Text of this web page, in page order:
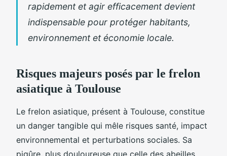
rapidement et agir efficacement devient
indispensable pour protéger habitants,
environnement et économie locale.
Risques majeurs posés par le frelon
asiatique à Toulouse
Le frelon asiatique, présent à Toulouse, constitue
un danger tangible qui mêle risques santé, impact
environnemental et perturbations sociales. Sa
piqûre, plus douloureuse que celle des abeilles